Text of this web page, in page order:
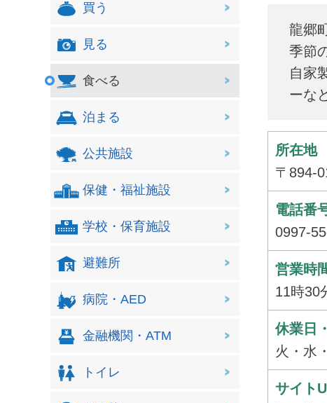
買う
見る
食べる
泊まる
公共施設
保健・福祉施設
学校・保育施設
避難所
病院・AED
金融機関・ATM
トイレ
龍郷
季節
自家
ーな
所在地
〒894-
電話番
0997-
営業時
11時30
休業日
火・水
サイト